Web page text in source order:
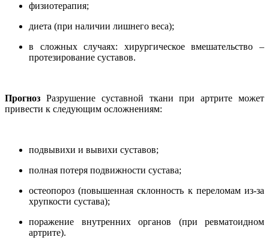
физиотерапия;
диета (при наличии лишнего веса);
в сложных случаях: хирургическое вмешательство –
протезирование суставов.
Прогноз Разрушение суставной ткани при артрите может
привести к следующим осложнениям:
подвывихи и вывихи суставов;
полная потеря подвижности сустава;
остеопороз (повышенная склонность к переломам из-за
хрупкости сустава);
поражение внутренних органов (при ревматоидном
артрите).